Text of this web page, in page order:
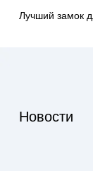
Лучший замок
Новости